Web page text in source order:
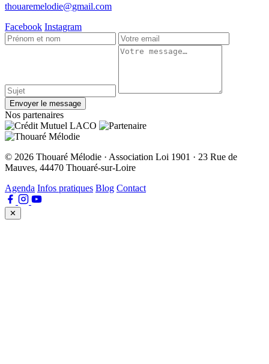
thouaremelodie@gmail.com
Facebook Instagram
Envoyer le message
Nos partenaires
© 2026 Thouaré Mélodie · Association Loi 1901 · 23 Rue de
Mauves, 44470 Thouaré-sur-Loire
Agenda Infos pratiques Blog Contact
✕